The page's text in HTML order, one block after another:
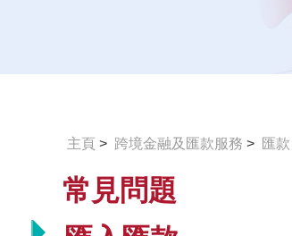
主頁 > 跨境金融及匯款服務 > 匯款
常見問題